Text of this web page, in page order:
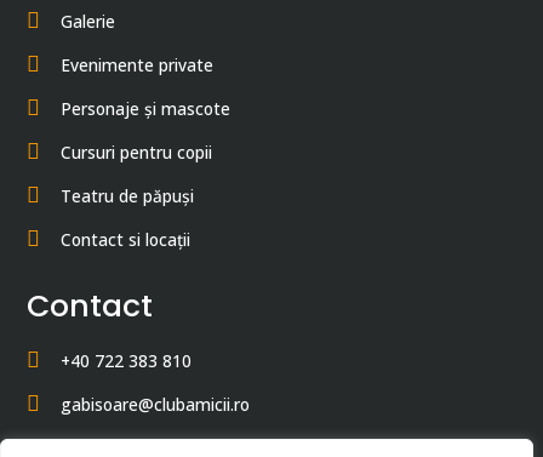
Galerie
Evenimente private
Personaje și mascote
Cursuri pentru copii
Teatru de păpuși
Contact si locații
Contact
+40 722 383 810
gabisoare@clubamicii.ro